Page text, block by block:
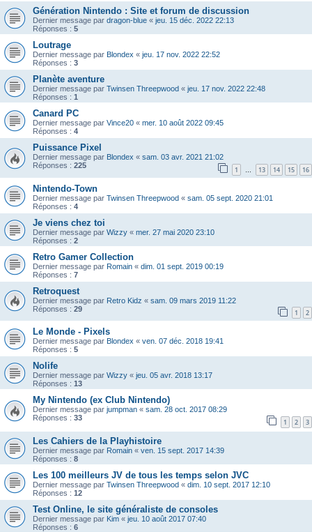
Génération Nintendo : Site et forum de discussion
Dernier message par dragon-blue « jeu. 15 déc. 2022 22:13
Réponses : 5
Loutrage
Dernier message par Blondex « jeu. 17 nov. 2022 22:52
Réponses : 3
Planète aventure
Dernier message par Twinsen Threepwood « jeu. 17 nov. 2022 22:48
Réponses : 1
Canard PC
Dernier message par Vince20 « mer. 10 août 2022 09:45
Réponses : 4
Puissance Pixel
Dernier message par Blondex « sam. 03 avr. 2021 21:02
Réponses : 225 1 … 13 14 15 16
Nintendo-Town
Dernier message par Twinsen Threepwood « sam. 05 sept. 2020 21:01
Réponses : 4
Je viens chez toi
Dernier message par Wizzy « mer. 27 mai 2020 23:10
Réponses : 2
Retro Gamer Collection
Dernier message par Romain « dim. 01 sept. 2019 00:19
Réponses : 7
Retroquest
Dernier message par Retro Kidz « sam. 09 mars 2019 11:22
Réponses : 29 1 2
Le Monde - Pixels
Dernier message par Blondex « ven. 07 déc. 2018 19:41
Réponses : 5
Nolife
Dernier message par Wizzy « jeu. 05 avr. 2018 13:17
Réponses : 13
My Nintendo (ex Club Nintendo)
Dernier message par jumpman « sam. 28 oct. 2017 08:29
Réponses : 33 1 2 3
Les Cahiers de la Playhistoire
Dernier message par Romain « ven. 15 sept. 2017 14:39
Réponses : 8
Les 100 meilleurs JV de tous les temps selon JVC
Dernier message par Twinsen Threepwood « dim. 10 sept. 2017 12:10
Réponses : 12
Test Online, le site généraliste de consoles
Dernier message par Kim « jeu. 10 août 2017 07:40
Réponses : 6